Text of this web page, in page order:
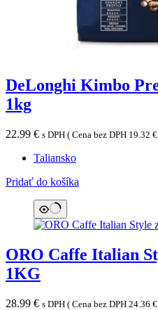
DeLonghi Kimbo
1kg
22.99 € s DPH ( Cena bez DPH 19.32 €
Taliansko
Pridať do košíka
ORO Caffe Italian
1KG
28.99 € s DPH ( Cena bez DPH 24.36 €